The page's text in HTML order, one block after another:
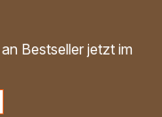
Bestseller jetzt im